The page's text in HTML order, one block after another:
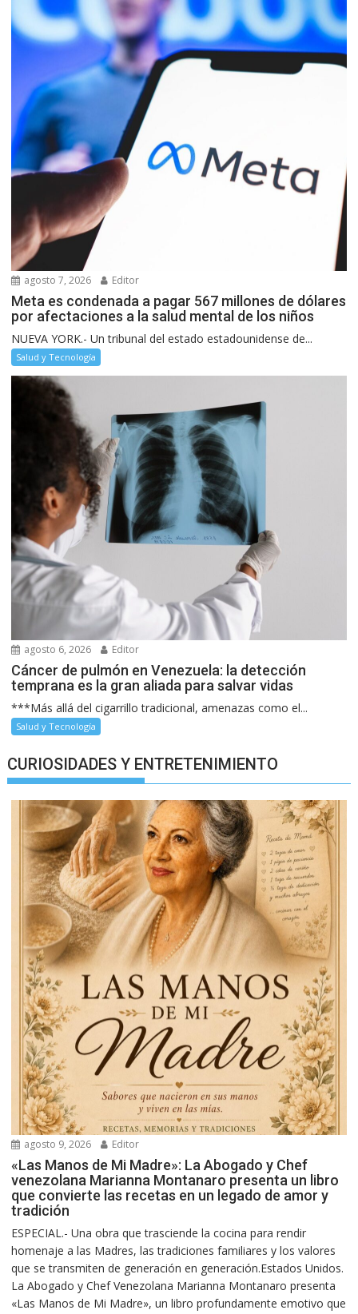
agosto 7, 2026 Editor
Meta es condenada a pagar 567 millones de dólares
por afectaciones a la salud mental de los niños
NUEVA YORK.- Un tribunal del estado estadounidense de...
Salud y Tecnología
agosto 6, 2026 Editor
Cáncer de pulmón en Venezuela: la detección
temprana es la gran aliada para salvar vidas
***Más allá del cigarrillo tradicional, amenazas como el...
Salud y Tecnología
CURIOSIDADES Y ENTRETENIMIENTO
agosto 9, 2026 Editor
«Las Manos de Mi Madre»: La Abogado y Chef
venezolana Marianna Montanaro presenta un libro
que convierte las recetas en un legado de amor y
tradición
ESPECIAL.- Una obra que trasciende la cocina para rendir
homenaje a las Madres, las tradiciones familiares y los valores
que se transmiten de generación en generación.Estados Unidos.
La Abogado y Chef Venezolana Marianna Montanaro presenta
«Las Manos de Mi Madre», un libro profundamente emotivo que